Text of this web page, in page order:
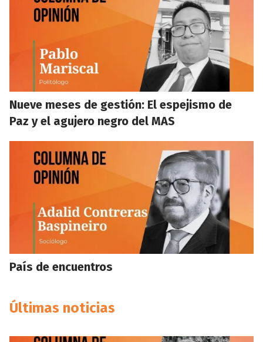
Nueve meses de gestión: El espejismo de
Paz y el agujero negro del MAS
País de encuentros
Últimas noticias